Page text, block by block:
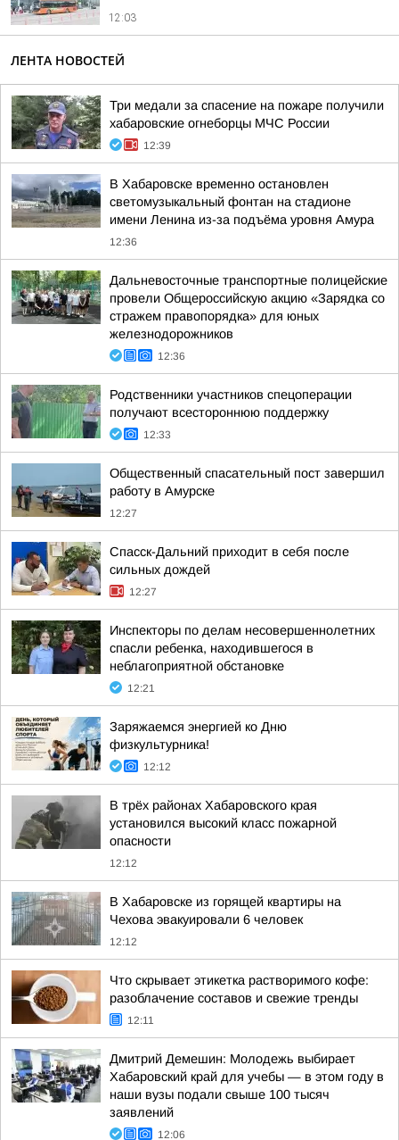
12:03
ЛЕНТА НОВОСТЕЙ
Три медали за спасение на пожаре получили
хабаровские огнеборцы МЧС России
12:39
В Хабаровске временно остановлен
светомузыкальный фонтан на стадионе
имени Ленина из-за подъёма уровня Амура
12:36
Дальневосточные транспортные полицейские
провели Общероссийскую акцию «Зарядка со
стражем правопорядка» для юных
железнодорожников
12:36
Родственники участников спецоперации
получают всестороннюю поддержку
12:33
Общественный спасательный пост завершил
работу в Амурске
12:27
Спасск-Дальний приходит в себя после
сильных дождей
12:27
Инспекторы по делам несовершеннолетних
спасли ребенка, находившегося в
неблагоприятной обстановке
12:21
Заряжаемся энергией ко Дню
физкультурника!
12:12
В трёх районах Хабаровского края
установился высокий класс пожарной
опасности
12:12
В Хабаровске из горящей квартиры на
Чехова эвакуировали 6 человек
12:12
Что скрывает этикетка растворимого кофе:
разоблачение составов и свежие тренды
12:11
Дмитрий Демешин: Молодежь выбирает
Хабаровский край для учебы — в этом году в
наши вузы подали свыше 100 тысяч
заявлений
12:06